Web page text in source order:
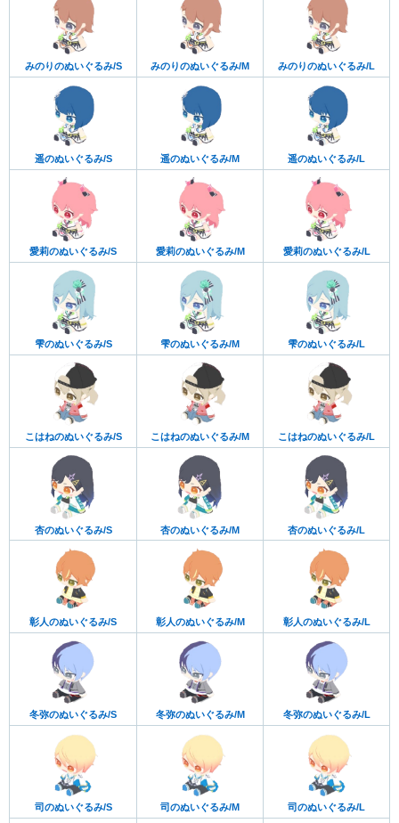
みのりのぬいぐるみ/S みのりのぬいぐるみ/M みのりのぬいぐるみ/L
遥のぬいぐるみ/S 遥のぬいぐるみ/M 遥のぬいぐるみ/L
愛莉のぬいぐるみ/S 愛莉のぬいぐるみ/M 愛莉のぬいぐるみ/L
雫のぬいぐるみ/S 雫のぬいぐるみ/M 雫のぬいぐるみ/L
こはねのぬいぐるみ/S こはねのぬいぐるみ/M こはねのぬいぐるみ/L
杏のぬいぐるみ/S 杏のぬいぐるみ/M 杏のぬいぐるみ/L
彰人のぬいぐるみ/S 彰人のぬいぐるみ/M 彰人のぬいぐるみ/L
冬弥のぬいぐるみ/S 冬弥のぬいぐるみ/M 冬弥のぬいぐるみ/L
司のぬいぐるみ/S 司のぬいぐるみ/M 司のぬいぐるみ/L